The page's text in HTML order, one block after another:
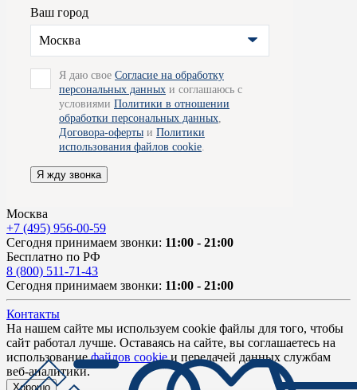
Ваш город
Москва
Я даю свое Согласие на обработку
персональных данных и соглашаюсь с
условиями Политики в отношении
обработки персональных данных
Договора-оферты и Политики
использования файлов cookie
Я жду звонка
Москва
+7 (495) 956-00-59
Сегодня принимаем звонки: 11:00 - 21:00
Бесплатно по РФ
8 (800) 511-71-43
Сегодня принимаем звонки: 11:00 - 21:00
Контакты
На нашем сайте мы используем cookie файлы для того, чтобы
сайт работал лучше. Оставаясь на сайте, вы соглашаетесь на
использованиефайлов cookieи передачей данных службам
веб-аналитики.
Хорошо